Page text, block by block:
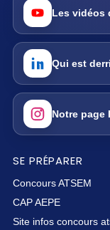
Les vidéos
Qui est
Notre page
SE PRÉPARER
Concours ATSEM
CAP AEPE
Site infos concours